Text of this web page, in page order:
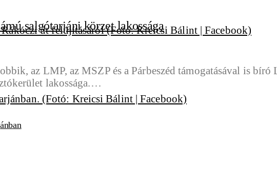
salgótarjáni körzet lakossága
az LMP, az MSZP és a Párbeszéd támogatásával is bíró
lakossága.…